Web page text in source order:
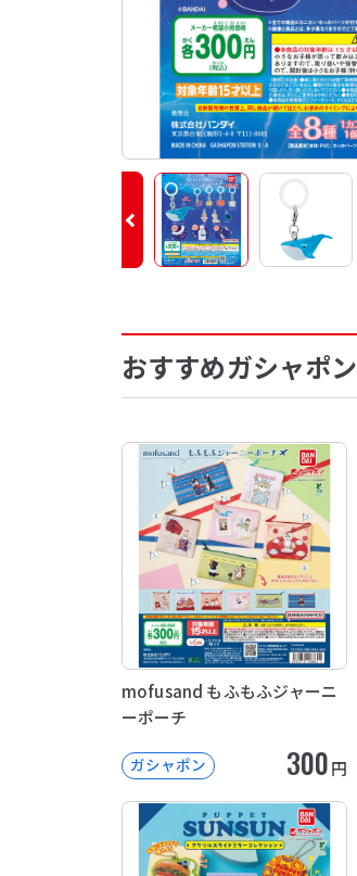
おすすめガシャポン
mofusand もふもふジャーニ
ーポーチ
ガシャポン 300円